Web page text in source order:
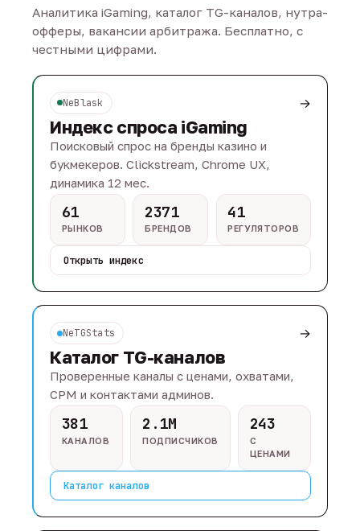
Аналитика iGaming, каталог TG-каналов, нутра-
офферы, вакансии арбитража. Бесплатно, с
честными цифрами.
NeBlask →
Индекс спроса iGaming
Поисковый спрос на бренды казино и
букмекеров. Clickstream, Chrome UX,
динамика 12 мес.
61
РЫНКОВ
2371
БРЕНДОВ
41
РЕГУЛЯТОРОВ
Открыть индекс
NeTGStats →
Каталог TG-каналов
Проверенные каналы с ценами, охватами,
CPM и контактами админов.
381
КАНАЛОВ
2.1M
ПОДПИСЧИКОВ
243
С
ЦЕНАМИ
Каталог каналов